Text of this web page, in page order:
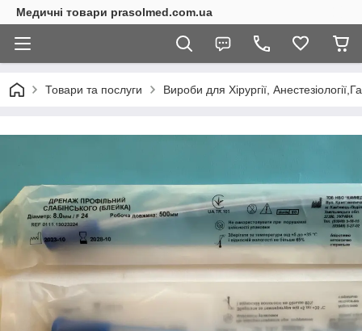
Медичні товари prasolmed.com.ua
Товари та послуги Вироби для Хірургії,